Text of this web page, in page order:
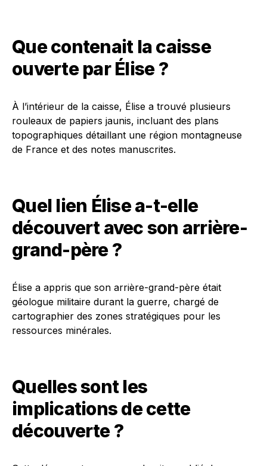
Que contenait la caisse
ouverte par Élise ?
À l’intérieur de la caisse, Élise a trouvé plusieurs
rouleaux de papiers jaunis, incluant des plans
topographiques détaillant une région montagneuse
de France et des notes manuscrites.
Quel lien Élise a-t-elle
découvert avec son arrière-
grand-père ?
Élise a appris que son arrière-grand-père était
géologue militaire durant la guerre, chargé de
cartographier des zones stratégiques pour les
ressources minérales.
Quelles sont les
implications de cette
découverte ?